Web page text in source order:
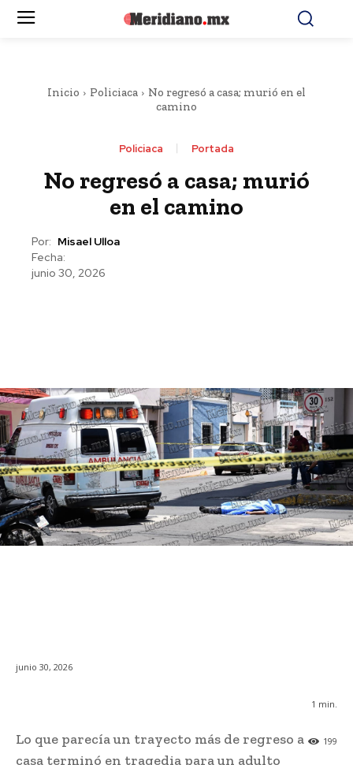
Inicio Policiaca
No regresó a casa; murió en el
camino
Policiaca Portada
No regresó a casa; murió
en el camino
Por: Misael Ulloa
Fecha:
junio 30, 2026
junio 30, 2026
1 min.
199
Lo que parecía un trayecto más de regreso a
casa terminó en tragedia para un adulto